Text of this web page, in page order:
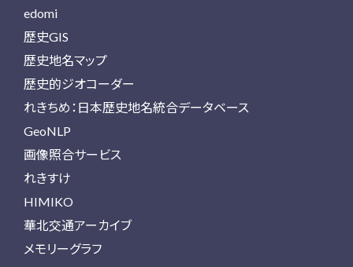
edomi
歴史GIS
歴史地名マップ
歴史的ジオコーダー
れきちめ：日本歴史地名統合データベース
GeoNLP
画像照合サービス
れきすけ
HIMIKO
華北交通アーカイブ
メモリーグラフ